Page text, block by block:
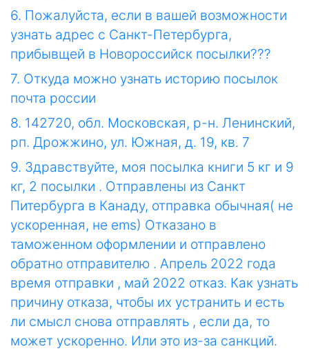
6. Пожалуйста, если в вашей возможности
узнать адрес с Санкт-Петербурга,
прибывщей в Новороссийск посылки???
7. Откуда можно узнать историю посылок
почта россии
8. 142720, обл. Московская, р-н. Ленинский,
рп. Дрожжино, ул. Южная, д. 19, кв. 7
9. Здравствуйте, моя посылка книги 5 кг и 9
кг, 2 посылки . Отправлены из Санкт
Питербурга в Канаду, отправка обычная( не
ускоренная, не ems) Отказано в
таможенном оформлении и отправлено
обратно отправителю . Апрель 2022 года
время отправки , май 2022 отказ. Как узнать
причину отказа, чтобы их устранить и есть
ли смысл снова отправлять , если да, то
может ускоренно. Или это из-за санкций.